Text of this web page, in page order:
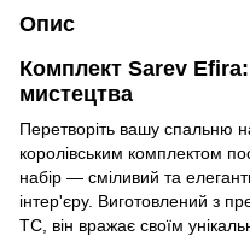
Опис
Комплект Sarev
мистецтва
Перетворіть вашу спальню
королівським комплектом
набір — сміливий та
інтер'єру. Виготовлений з
ТС, він вражає своїм